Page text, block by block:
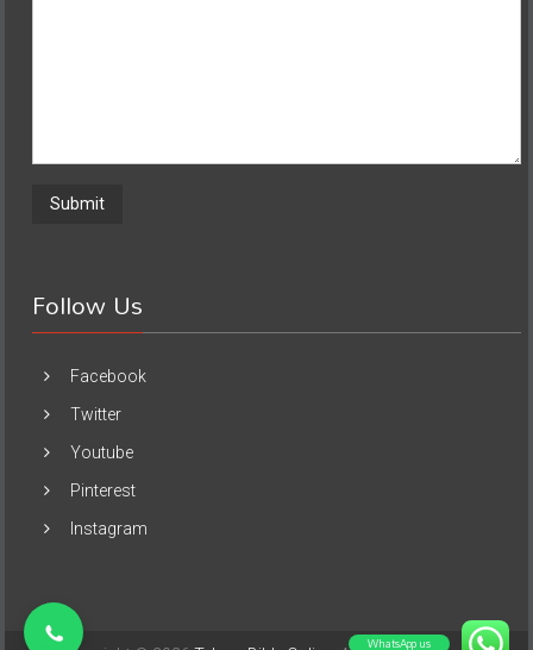
Follow Us
Facebook
Twitter
Youtube
Pinterest
Instagram
WhatsApp us